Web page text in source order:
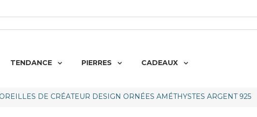
TENDANCE PIERRES CADEAUX
DE CRÉATEUR DESIGN ORNÉES AMÉTHYSTES ARGENT 925